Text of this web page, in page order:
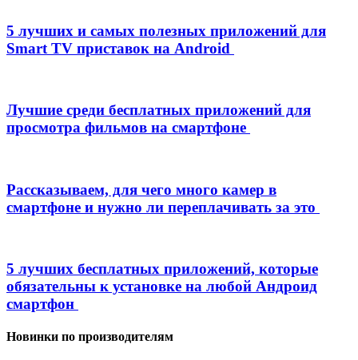
5 лучших и самых полезных приложений для
Smart TV приставок на Android
Лучшие среди бесплатных приложений для
просмотра фильмов на смартфоне
Рассказываем, для чего много камер в
смартфоне и нужно ли переплачивать за это
5 лучших бесплатных приложений, которые
обязательны к установке на любой Андроид
смартфон
Новинки по производителям